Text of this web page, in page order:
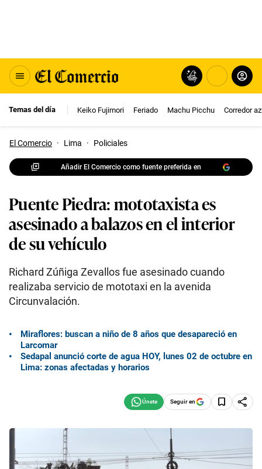
Temas del día Keiko Fujimori Feriado Machu Picchu Corredor
El Comercio · Lima · Policiales
Añadir El Comercio como fuente preferida en
Puente Piedra: mototaxista es
asesinado a balazos en el interior
de su vehículo
Richard Zúñiga Zevallos fue asesinado cuando
realizaba servicio de mototaxi en la avenida
Circunvalación.
Miraflores: buscan a niño de 8 años que desapareció en
Larcomar
Sedapal anunció corte de agua HOY, lunes 02 de octubre en
Lima: zonas afectadas y horarios
Seguir en